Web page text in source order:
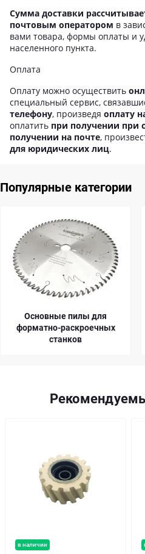
Сумма доставки
почтовым оператором в
вами товара, формы оплаты и
населенного пункта.
Оплата
Оплату можно осуществить
специальный сервис,
телефону, произведя оплату
оплатить при получении при
получении на почте,
для юридических лиц.
Популярные категории
Основные пилы для
форматно-раскроечных
станков
в наличии